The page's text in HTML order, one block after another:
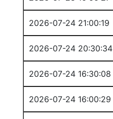
2026-07-24 21:00:19
2026-07-24 20:30:34
2026-07-24 16:30:08
2026-07-24 16:00:29